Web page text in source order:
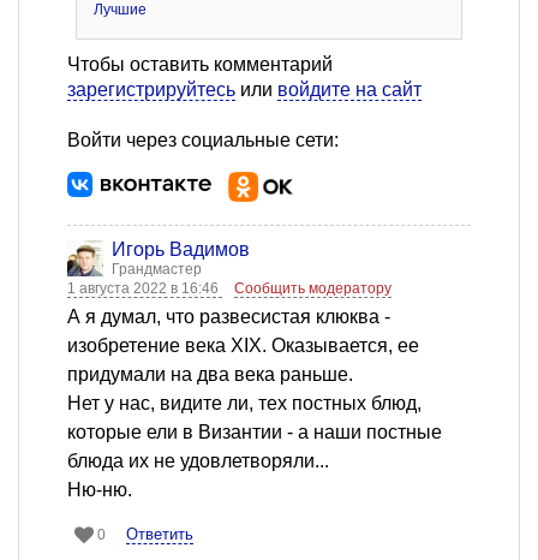
Лучшие
Чтобы оставить комментарий
зарегистрируйтесь или войдите на сайт
Войти через социальные сети:
Игорь Вадимов
Грандмастер
1 августа 2022 в 16:46
Сообщить модератору
А я думал, что развесистая клюква -
изобретение века XIX. Оказывается, ее
придумали на два века раньше.
Нет у нас, видите ли, тех постных блюд,
которые ели в Византии - а наши постные
блюда их не удовлетворяли...
Ню-ню.
0 Ответить